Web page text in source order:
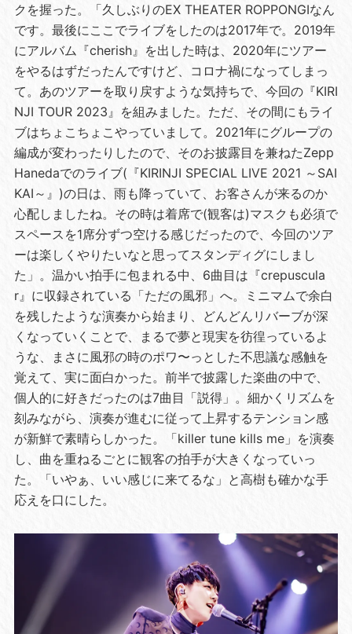
クを握った。「久しぶりのEX THEATER ROPPONGIなん
です。最後にここでライブをしたのは2017年で。2019年
にアルバム『cherish』を出した時は、2020年にツアー
をやるはずだったんですけど、コロナ禍になってしまっ
て。あのツアーを取り戻すような気持ちで、今回の『KIRI
NJI TOUR 2023』を組みました。ただ、その間にもライ
ブはちょこちょこやっていまして。2021年にグループの
編成が変わったりしたので、そのお披露目を兼ねたZepp
Hanedaでのライブ(『KIRINJI SPECIAL LIVE 2021 ～SAI
KAI～』)の日は、雨も降っていて、お客さんが来るのか
心配しましたね。その時は着席で(観客は)マスクも必須で
スペースを1席分ずつ空ける感じだったので、今回のツア
ーは楽しくやりたいなと思ってスタンディグにしまし
た」。温かい拍手に包まれる中、6曲目は『crepuscula
r』に収録されている「ただの風邪」へ。ミニマムで余白
を残したような演奏から始まり、どんどんリバーブが深
くなっていくことで、まるで夢と現実を彷徨っているよ
うな、まさに風邪の時のポワ〜っとした不思議な感触を
覚えて、実に面白かった。前半で披露した楽曲の中で、
個人的に好きだったのは7曲目「説得」。細かくリズムを
刻みながら、演奏が進むに従って上昇するテンション感
が新鮮で素晴らしかった。「killer tune kills me」を演奏
し、曲を重ねるごとに観客の拍手が大きくなっていっ
た。「いやぁ、いい感じに来てるな」と高樹も確かな手
応えを口にした。